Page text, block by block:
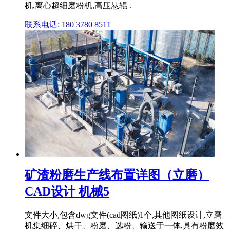
机,离心超细磨粉机,高压悬辊 .
联系电话: 180 3780 8511
矿渣粉磨生产线布置详图（立磨）
CAD设计 机械5
文件大小,包含dwg文件(cad图纸)1个,其他图纸设计,立磨
机集细碎、烘干、粉磨、选粉、输送于一体,具有粉磨效